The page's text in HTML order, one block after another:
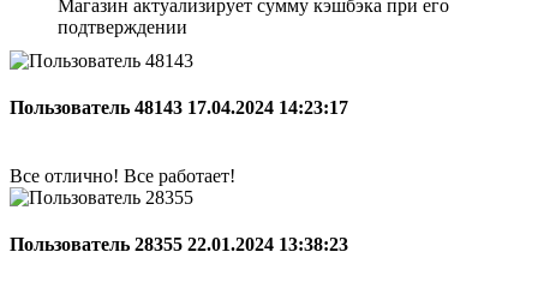
Магазин актуализирует сумму кэшбэка при его
подтверждении
Пользователь 48143 17.04.2024 14:23:17
Все отлично! Все работает!
Пользователь 28355 22.01.2024 13:38:23